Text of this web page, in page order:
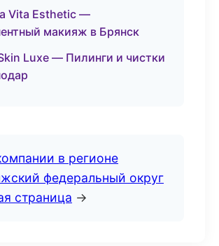
Vita Esthetic —
макияж в Брянск
Luxe — Пилинги и чистки
в регионе
федеральный округ
страница →